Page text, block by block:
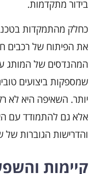
בידור מתקדמות.
כחלק מהתמקדות
את הפיתוח של רכבים
המהנדסים של המותג
שמספקות ביצועים
יותר. השאיפה היא לא
אלא גם להתמודד עם
והדרישות הגוברות של
קיימות